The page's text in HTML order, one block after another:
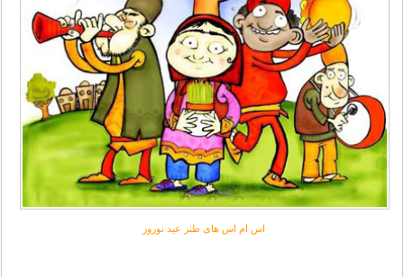
اس ام اس های طنز عید نوروز